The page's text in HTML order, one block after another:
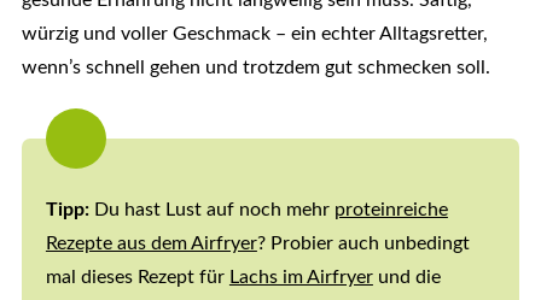
würzig und voller Geschmack – ein echter Alltagsretter,
wenn’s schnell gehen und trotzdem gut schmecken soll.
Tipp:Du hast Lust auf noch mehr proteinreiche
Rezepte aus dem Airfryer? Probier auch unbedingt
mal dieses Rezept für Lachs im Airfryerund die